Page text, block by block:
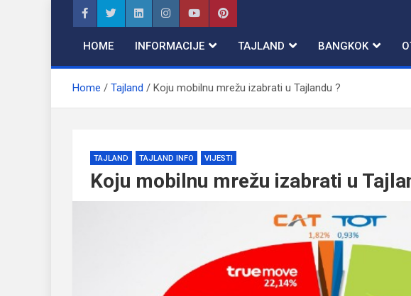
contentHOME INFORMACIJE TAJLAND BANGKOK
Home Tajland Koju mobilnu mrežu izabrati u Tajlandu ?
TAJLAND TAJLAND INFO VIJESTI
Koju mobilnu mrežu izabrati u